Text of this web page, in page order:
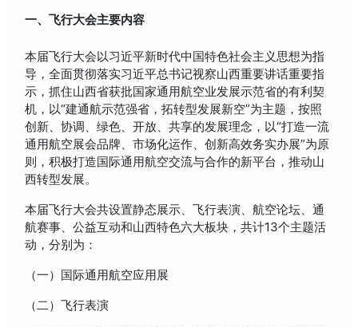
一、飞行大会主要内容
本届飞行大会以习近平新时代中国特色社会主义思想为指
导，全面贯彻落实习近平总书记视察山西重要讲话重要指
示，抓住山西省获批国家通用航空业发展示范省的有利契
机，以“建通航示范强省，拓转型发展新空”为主题，按照
创新、协调、绿色、开放、共享的发展理念，以“打造一流
通用航空展会品牌、市场化运作、创新高效务实办展”为原
则，积极打造国际通用航空交流与合作的新平台，推动山
西转型发展。
本届飞行大会共设置静态展示、飞行表演、航空论坛、通
航赛事、公益互动和山西特色六大板块，共计13个主题活
动，分别为：
（一）国际通用航空应用展
（二）飞行表演